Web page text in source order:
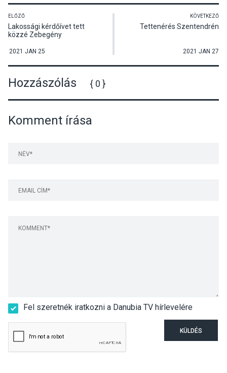
ELŐZŐ
Lakossági kérdőívet tett
közzé Zebegény
2021 JAN 25
KÖVETKEZŐ
Tettenérés Szentendrén
2021 JAN 27
Hozzászólás { 0 }
Komment írása
Fel szeretnék iratkozni a Danubia TV hírlevelére
KÜLDÉS